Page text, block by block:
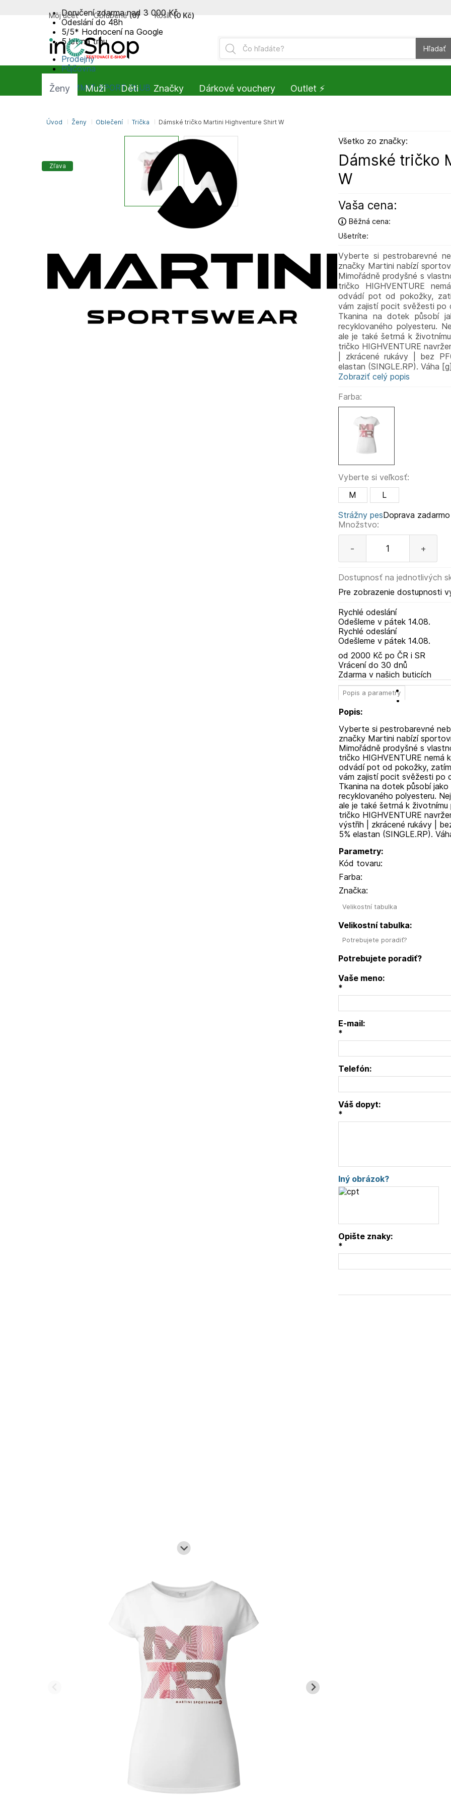
Zľava
Všetko zo značky:
Dámské tričko
W
Vaša cena:
Běžná cena:
Ušetríte:
Vyberte si pestrobarevné
značky Martini nabízí
Mimořádně prodyšné s
tričko HIGHVENTURE
odvádí pot od pokožky,
vám zajistí pocit svěžesti po
Tkanina na dotek působí
recyklovaného polyesteru.
ale je také šetrná k
tričko HIGHVENTURE
| zkrácené rukávy | bez
elastan (SINGLE.RP). Váha
Zobraziť celý popis
Farba:
Vyberte si veľkosť:
M
L
Strážny pes
Množstvo:
- +
Dostupnosť na jednotlivých
Pre zobrazenie dostupnosti
Rychlé odeslání
Odešleme v pátek14.08.
Rychlé odeslání
Odešleme v pátek14.08.
Doprava zadarmo
od 2000 Kč po ČR i SR
Vrácení do 30 dnů
Zdarma v našich buticích
Popis a parametry
Popis:
Vyberte si pestrobarevné
značky Martini nabízí
Mimořádně prodyšné s
tričko HIGHVENTURE nemá
odvádí pot od pokožky,
vám zajistí pocit svěžesti po
Tkanina na dotek působí
recyklovaného polyesteru.
ale je také šetrná k
tričko HIGHVENTURE
výstřih | zkrácené rukávy |
5% elastan (SINGLE.RP).
Parametry:
Kód tovaru:
Farba:
Značka:
Velikostní tabulka
Velikostní tabulka:
Potrebujete poradiť?
Potrebujete poradiť?
Vaše meno:
*
E-mail:
*
Telefón:
Váš dopyt:
*
Iný obrázok?
Opište znaky:
*
Doručení zdarma nad 3 000 Kč
Odeslání do 48h
5/5* Hodnocení na Google
5 let na trhu
Prodejny
Půjčovna
SUMMIT-SPORT CLUB
Hľadať
Môj účet Obľúbené (0) Košík (0 Kč)
Úvod Ženy Oblečení Trička Dámské tričko Martini Highventure Shirt W
Ženy Muži Děti Značky Dárkové vouchery Outlet ⚡️